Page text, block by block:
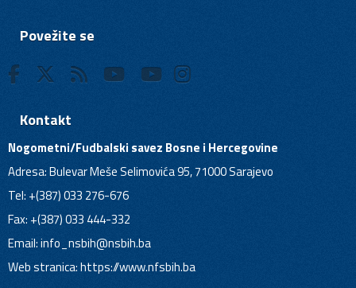
Povežite se
Kontakt
Nogometni/Fudbalski savez Bosne i Hercegovine
Adresa: Bulevar Meše Selimovića 95, 71000 Sarajevo
Tel: +(387) 033 276-676
Fax: +(387) 033 444-332
Email:info_nsbih@nsbih.ba
Web stranica: https://www.nfsbih.ba